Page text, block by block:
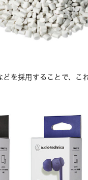
どを採用することで、